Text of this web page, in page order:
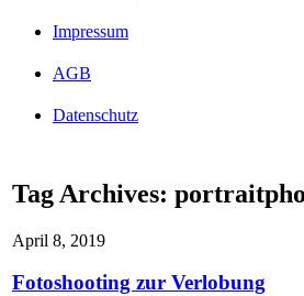
Impressum
AGB
Datenschutz
Tag Archives:
April 8, 2019
Fotoshooting zur Verlobung